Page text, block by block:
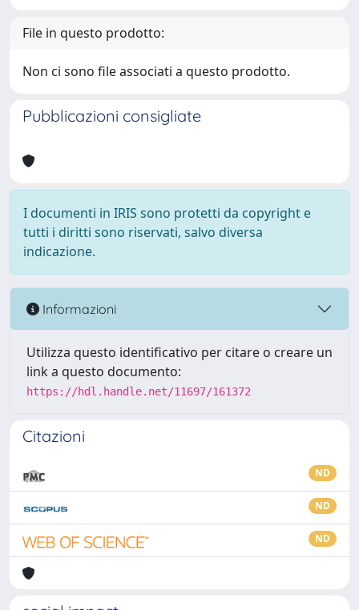
File in questo prodotto:
Non ci sono file associati a questo prodotto.
Pubblicazioni consigliate
I documenti in IRIS sono protetti da copyright e
tutti i diritti sono riservati, salvo diversa
indicazione.
Informazioni
Utilizza questo identificativo per citare o creare un
link a questo documento:
https://hdl.handle.net/11697/161372
Citazioni
ND
ND
ND